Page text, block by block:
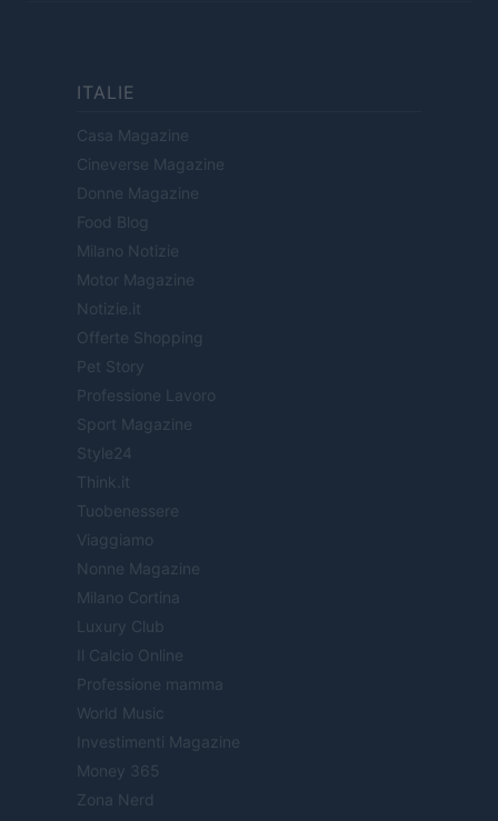
ITALIE
Casa Magazine
Cineverse Magazine
Donne Magazine
Food Blog
Milano Notizie
Motor Magazine
Notizie.it
Offerte Shopping
Pet Story
Professione Lavoro
Sport Magazine
Style24
Think.it
Tuobenessere
Viaggiamo
Nonne Magazine
Milano Cortina
Luxury Club
Il Calcio Online
Professione mamma
World Music
Investimenti Magazine
Money 365
Zona Nerd